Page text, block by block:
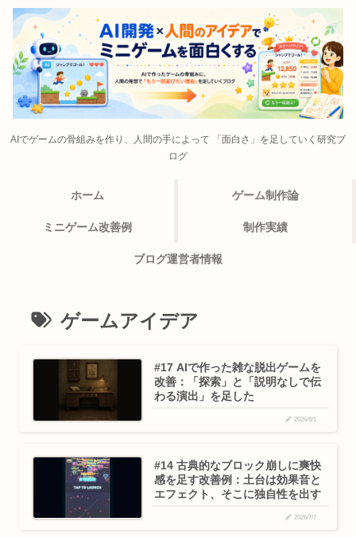
AIでゲームの骨組みを作り、人間の手によって 「面白さ」を足していく研究ブ
ログ
ホーム ゲーム制作論
ミニゲーム改善例 制作実績
ブログ運営者情報
ゲームアイデア
#17 AIで作った雑な脱出ゲームを
改善：「探索」と「説明なしで伝
わる演出」を足した
2026/8/1
#14 古典的なブロック崩しに爽快
感を足す改善例：土台は効果音と
エフェクト、そこに独自性を出す
2026/7/7